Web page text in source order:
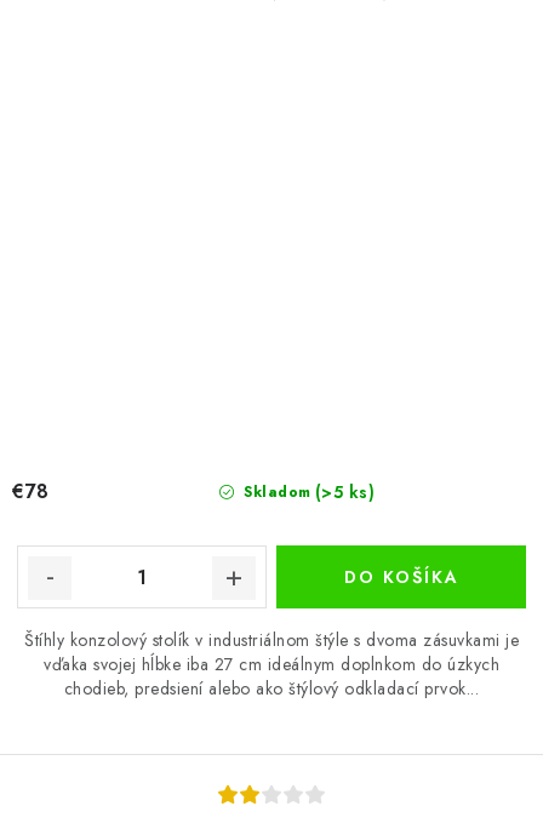
Skladom (>5 ks)
€78
DO KOŠÍKA
Štíhly konzolový stolík v industriálnom štýle s dvoma zásuvkami je
vďaka svojej hĺbke iba 27 cm ideálnym doplnkom do úzkych
chodieb, predsiení alebo ako štýlový odkladací prvok...